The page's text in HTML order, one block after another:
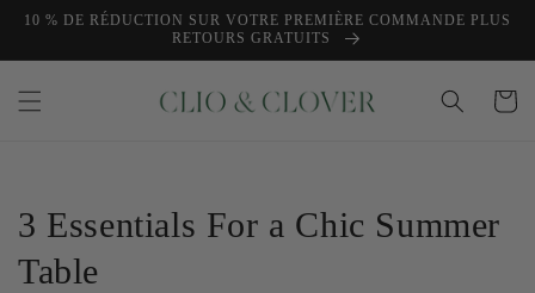
passer
10 % DE RÉDUCTION SUR VOTRE PREMIÈRE COMMANDE PLUS
RETOURS GRATUITS
Panier
3 Essentials For a Chic Summer
Table